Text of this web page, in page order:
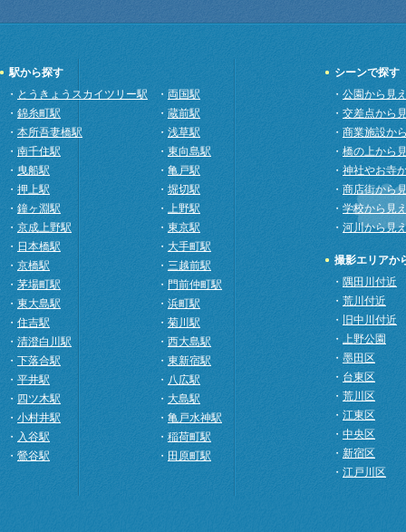
駅から探す
・ とうきょうスカイツリー駅 ・ 両国駅
・ 錦糸町駅 ・ 蔵前駅
・ 本所吾妻橋駅 ・ 浅草駅
・ 南千住駅 ・ 東向島駅
・ 曳船駅 ・ 亀戸駅
・ 押上駅 ・ 堀切駅
・ 鐘ヶ淵駅 ・ 上野駅
・ 京成上野駅 ・ 東京駅
・ 日本橋駅 ・ 大手町駅
・ 京橋駅 ・ 三越前駅
・ 茅場町駅 ・ 門前仲町駅
・ 東大島駅 ・ 浜町駅
・ 住吉駅 ・ 菊川駅
・ 清澄白川駅 ・ 西大島駅
・ 下落合駅 ・ 東新宿駅
・ 平井駅 ・ 八広駅
・ 四ツ木駅 ・ 大島駅
・ 小村井駅 ・ 亀戸水神駅
・ 入谷駅 ・ 稲荷町駅
・ 鶯谷駅 ・ 田原町駅
シーンで探す
・ 公園から見
・ 交差点から
・ 商業施設か
・ 橋の上から
・ 神社やお寺
・ 商店街から
・ 学校から見
・ 河川から見
撮影エリアか
・ 隅田川付近
・ 荒川付近
・
旧中川付近
・ 上野公園
・ 墨田区
・ 台東区
・ 荒川区
・ 江東区
・ 中央区
・ 新宿区
・ 江戸川区